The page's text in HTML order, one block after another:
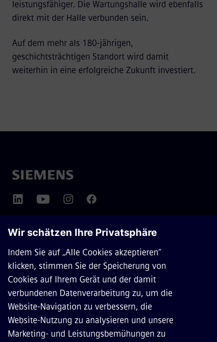
leistungsfähiger. Die Wartungshalle wird ebenfalls
direkt mit der Halle verbunden sein.
Auf dem mehr als 180-jährigen,
geschichtsträchtigen Standort wird damit
weiterhin in eine erfolgreiche Zukunft investiert.
ÜBER SIEMENS MOBILITY
KONTAKT
KARRIERE